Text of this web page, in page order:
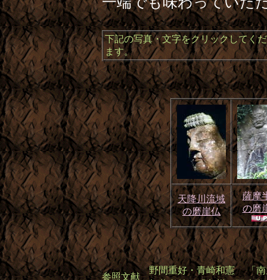
下記の写真・文字をクリックしてく
ます。
天降川流域
の磨崖仏
薩摩
の磨
参照文献
野間重好・青崎和憲 「南